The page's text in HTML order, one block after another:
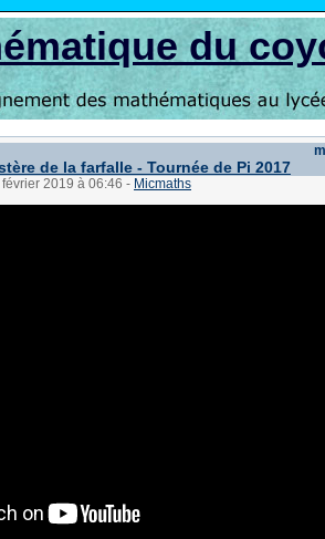
du
de la farfalle - Tournée de Pi 2017
2019 à 06:46 - Micmaths